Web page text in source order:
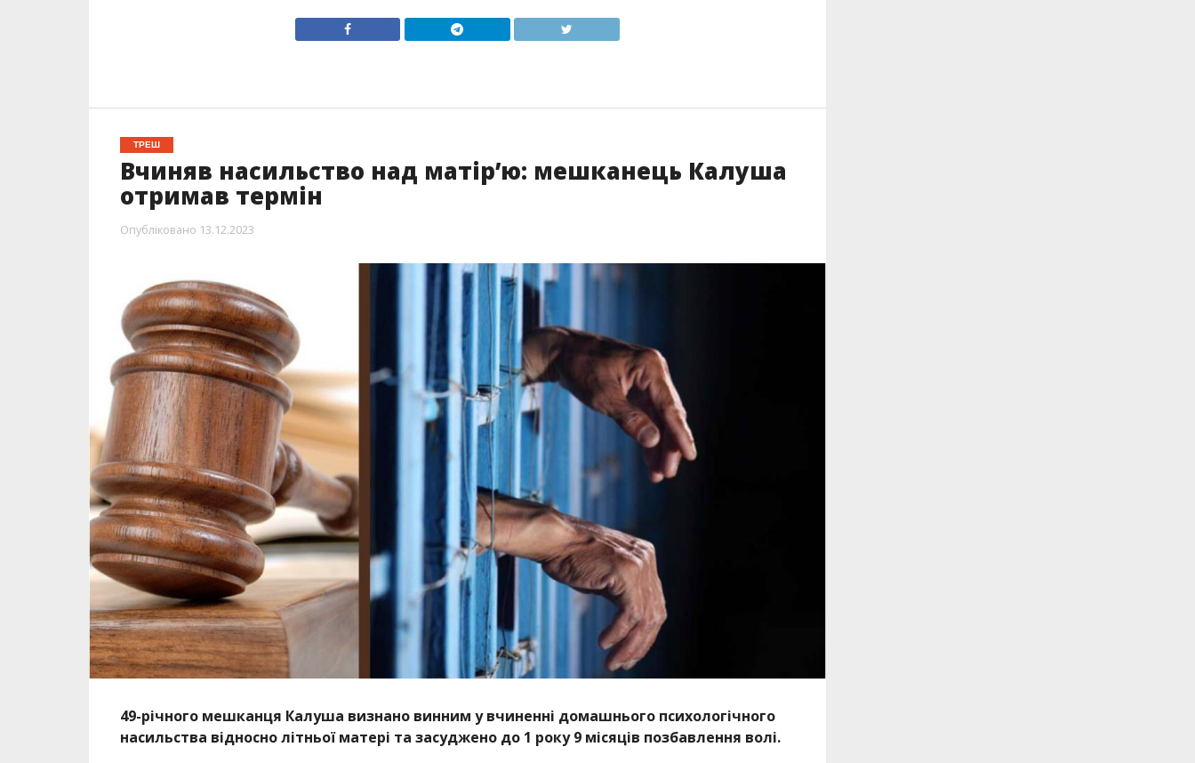
ТРЕШ
Вчиняв насильство над матір’ю: мешканець Калуша
отримав термін
Опубліковано 13.12.2023
49-річного мешканця Калуша визнано винним у вчиненні домашнього психологічного
насильства відносно літньої матері та засуджено до 1 року 9 місяців позбавлення волі.